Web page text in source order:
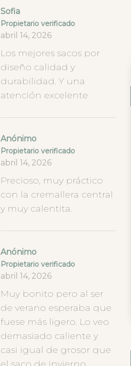
Sofia
Propietario verificado
abril 14, 2026
Los mejores sacos por
diseño calidad y
durabilidad. Y una
atención excelente
Anónimo
Propietario verificado
abril 14, 2026
Precioso, muy práctico
con la cremallera central
y muy calentita.
Anónimo
Propietario verificado
abril 14, 2026
Muy bonito pero al ser
de verano esperaba que
fuese más ligero. Lo veo
demasiado caliente y
casi igual de grosor que